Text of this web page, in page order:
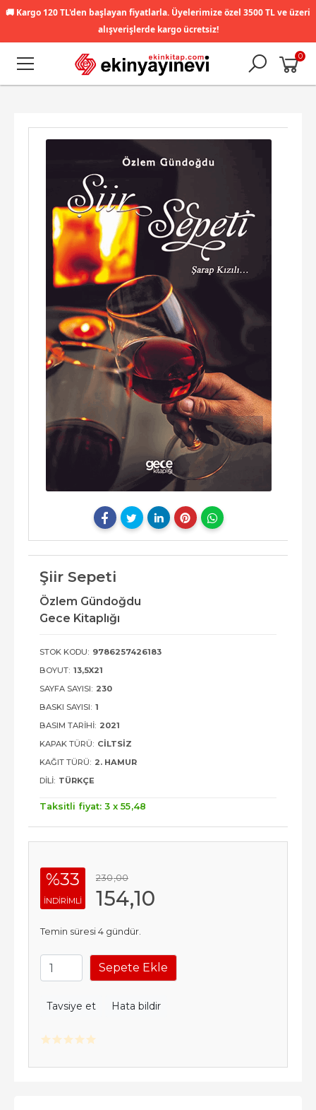
🚚 Kargo 120 TL'den başlayan fiyatlarla. Üyelerimize özel 3500 TL ve üzeri
alışverişlerde kargo ücretsiz!
0
Şiir Sepeti
Özlem Gündoğdu
Gece Kitaplığı
STOK KODU: 9786257426183
BOYUT: 13,5X21
SAYFA SAYISI: 230
BASKI SAYISI: 1
BASIM TARIHI: 2021
KAPAK TÜRÜ: CILTSIZ
KAĞIT TÜRÜ: 2. HAMUR
DILI: TÜRKÇE
Taksitli fiyat: 3 x 55,48
%33
INDIRIMLI
230,00
154,10
Temin süresi 4 gündür.
Sepete Ekle
Tavsiye et Hata bildir